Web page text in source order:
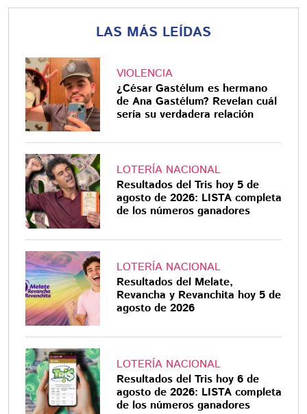
LAS MÁS LEÍDAS
VIOLENCIA
¿César Gastélum es hermano
de Ana Gastélum? Revelan cuál
sería su verdadera relación
LOTERÍA NACIONAL
Resultados del Tris hoy 5 de
agosto de 2026: LISTA completa
de los números ganadores
LOTERÍA NACIONAL
Resultados del Melate,
Revancha y Revanchita hoy 5 de
agosto de 2026
LOTERÍA NACIONAL
Resultados del Tris hoy 6 de
agosto de 2026: LISTA completa
de los números ganadores